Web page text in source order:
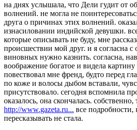
на днях услышала, что Дели гудит от
волнений. не могла не
друга о причинах этих волнений.
изнасиловании индийской девушки.
которые описывать не буду, мне
происшествии мой друг. и я согласна
виновных нужно казнить. согласна,
воображение богатое и видела
повествовал мне френд, будто перед
по коже и волосы дыбом вставали,
присутствовало. сегодня вспомнила
оказалось, она скончалась. собственно,
http://www.gazeta.ru... все подробности,
пересказывать не стала.